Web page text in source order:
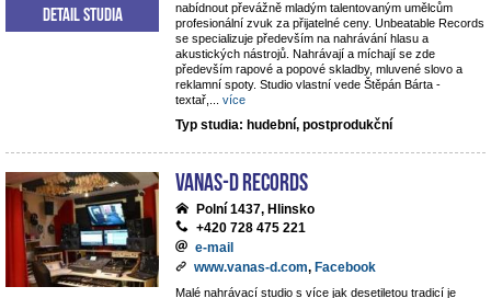
nabídnout převážně mladým talentovaným umělcům
profesionální zvuk za přijatelné ceny. Unbeatable Records
se specializuje především na nahrávání hlasu a
akustických nástrojů. Nahrávají a míchají se zde
především rapové a popové skladby, mluvené slovo a
reklamní spoty. Studio vlastní vede Štěpán Bárta -
textař,
více
Typ studia: hudební, postprodukční
Detail studia
VANAS-D Records
Polní 1437, Hlinsko
+420 728 475 221
e-mail
www.vanas-d.com, Facebook
Malé nahrávací studio s více jak desetiletou tradicí je